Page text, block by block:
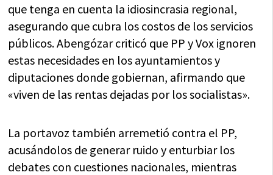
que tenga en cuenta la idiosincrasia regional,
asegurando que cubra los costos de los servicios
públicos. Abengózar criticó que PP y Vox ignoren
estas necesidades en los ayuntamientos y
diputaciones donde gobiernan, afirmando que
«viven de las rentas dejadas por los socialistas».
La portavoz también arremetió contra el PP,
acusándolos de generar ruido y enturbiar los
debates con cuestiones nacionales, mientras